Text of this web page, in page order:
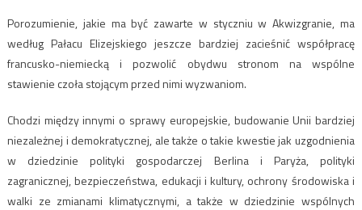
Porozumienie, jakie ma być zawarte w styczniu w Akwizgranie, ma
według Pałacu Elizejskiego jeszcze bardziej zacieśnić współpracę
francusko-niemiecką i pozwolić obydwu stronom na wspólne
stawienie czoła stojącym przed nimi wyzwaniom.
Chodzi między innymi o sprawy europejskie, budowanie Unii bardziej
niezależnej i demokratycznej, ale także o takie kwestie jak uzgodnienia
w dziedzinie polityki gospodarczej Berlina i Paryża, polityki
zagranicznej, bezpieczeństwa, edukacji i kultury, ochrony środowiska i
walki ze zmianami klimatycznymi, a także w dziedzinie wspólnych